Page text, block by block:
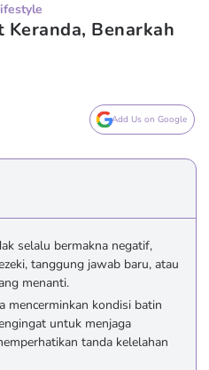
Benarkah
Add Us on Google
selalu bermakna negatif,
tanggung jawab baru, atau
menanti.
mencerminkan kondisi batin
untuk menjaga
tanda kelelahan